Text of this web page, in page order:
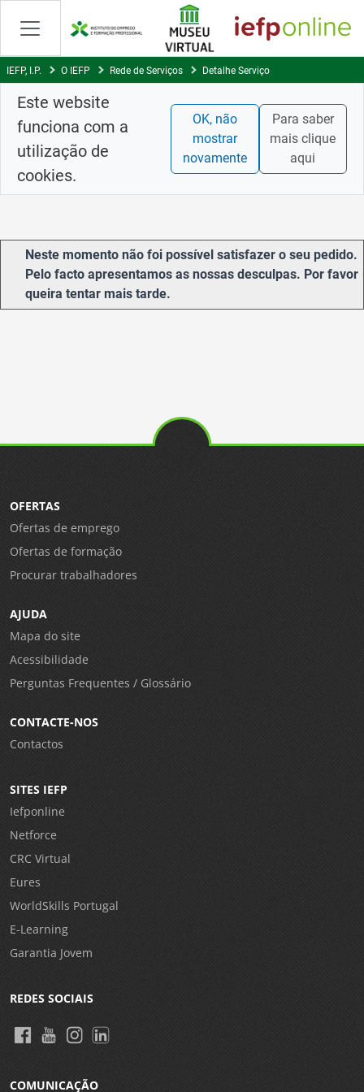
Saltar
para
conteúdo
principal
IEFP, I.P. O IEFP Rede de Serviços Detalhe Serviço
Este website
funciona com a
utilização de
cookies.
OK, não
mostrar
novamente
Para saber
mais clique
aqui
Neste momento não foi possível satisfazer o seu pedido.
Pelo facto apresentamos as nossas desculpas. Por favor
queira tentar mais tarde.
OFERTAS
Ofertas de emprego
Ofertas de formação
Procurar trabalhadores
AJUDA
Mapa do site
Acessibilidade
Perguntas Frequentes / Glossário
CONTACTE-NOS
Contactos
SITES IEFP
Iefponline
Netforce
CRC Virtual
Eures
WorldSkills Portugal
E-Learning
Garantia Jovem
REDES SOCIAIS
COMUNICAÇÃO